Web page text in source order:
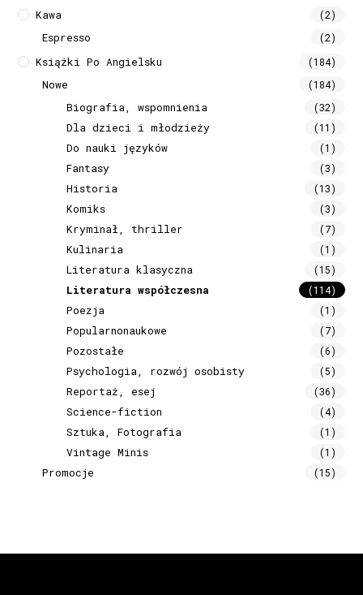
Kawa (2)
Espresso (2)
Książki Po Angielsku (184)
Nowe (184)
Biografia, wspomnienia (32)
Dla dzieci i młodzieży (11)
Do nauki języków (1)
Fantasy (3)
Historia (13)
Komiks (3)
Kryminał, thriller (7)
Kulinaria (1)
Literatura klasyczna (15)
Literatura współczesna (114)
Poezja (1)
Popularnonaukowe (7)
Pozostałe (6)
Psychologia, rozwój osobisty (5)
Reportaż, esej (36)
Science-fiction (4)
Sztuka, Fotografia (1)
Vintage Minis (1)
Promocje (15)